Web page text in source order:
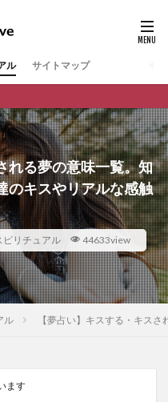
ル サイトマップ
れる夢の意味一覧。知
のキスやリアルな感触
ピリチュアル 44633view
ル 【夢占い】キスする・キス
ます